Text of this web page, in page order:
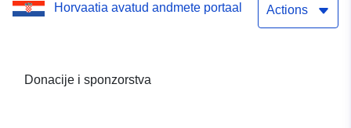
Horvaatia avatud andmete portaal Actions
Donacije i sponzorstva